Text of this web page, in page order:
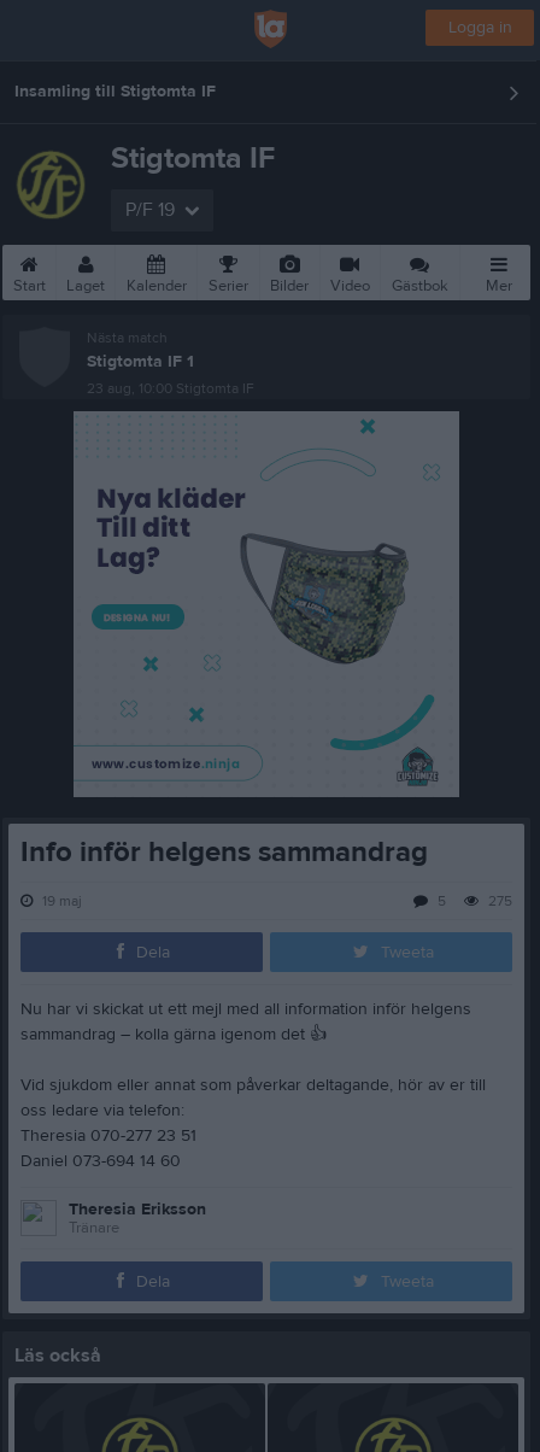
Logga in
Insamling till Stigtomta IF
Stigtomta IF
P/F 19
Start Laget Kalender Serier Bilder Video Gästbok Mer
Nästa match
Stigtomta IF 1
23 aug, 10:00 Stigtomta IF
Info inför helgens sammandrag
19 maj 275
5
Dela Tweeta
Nu har vi skickat ut ett mejl med all information inför helgens
sammandrag – kolla gärna igenom det 👍
Vid sjukdom eller annat som påverkar deltagande, hör av er till
oss ledare via telefon:
Theresia 070-277 23 51
Daniel 073-694 14 60
Theresia Eriksson
Tränare
Dela Tweeta
Läs också